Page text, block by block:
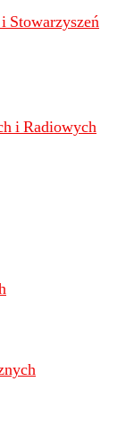
Stowarzyszeń
i Radiowych